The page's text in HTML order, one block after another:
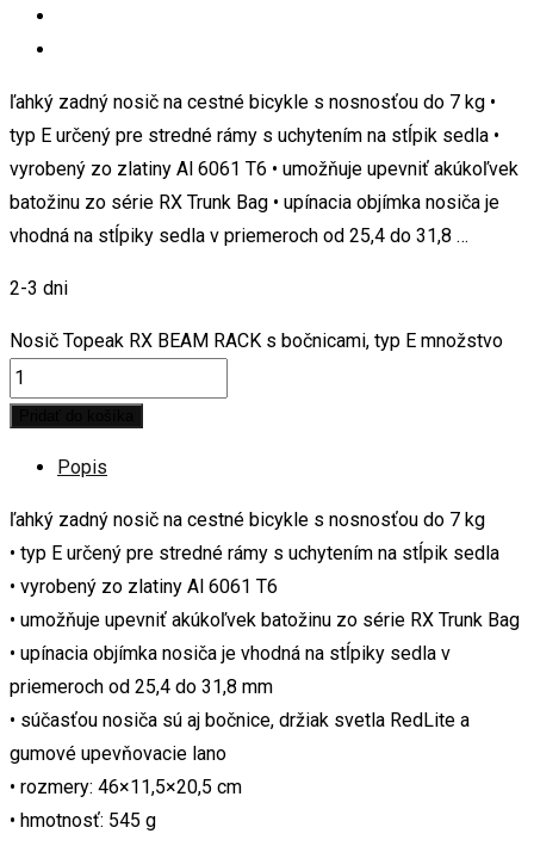
ľahký zadný nosič na cestné bicykle s nosnosťou do 7 kg •
typ E určený pre stredné rámy s uchytením na stĺpik sedla •
vyrobený zo zlatiny Al 6061 T6 • umožňuje upevniť akúkoľvek
batožinu zo série RX Trunk Bag • upínacia objímka nosiča je
vhodná na stĺpiky sedla v priemeroch od 25,4 do 31,8 …
2-3 dni
Nosič Topeak RX BEAM RACK s bočnicami, typ E množstvo
Popis
ľahký zadný nosič na cestné bicykle s nosnosťou do 7 kg
• typ E určený pre stredné rámy s uchytením na stĺpik sedla
• vyrobený zo zlatiny Al 6061 T6
• umožňuje upevniť akúkoľvek batožinu zo série RX Trunk Bag
• upínacia objímka nosiča je vhodná na stĺpiky sedla v
priemeroch od 25,4 do 31,8 mm
• súčasťou nosiča sú aj bočnice, držiak svetla RedLite a
gumové upevňovacie lano
• rozmery: 46×11,5×20,5 cm
• hmotnosť: 545 g